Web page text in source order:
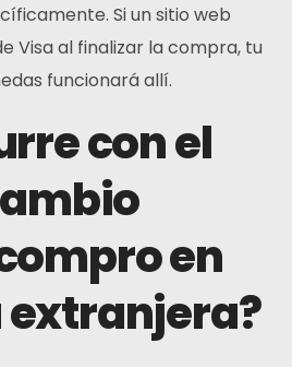
Si un sitio web
Visa al finalizar la compra, tu
funcionará allí.
con el
en